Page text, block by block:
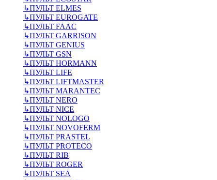
↳ПУЛЬТ ELMES
↳ПУЛЬТ EUROGATE
↳ПУЛЬТ FAAC
↳ПУЛЬТ GARRISON
↳ПУЛЬТ GENIUS
↳ПУЛЬТ GSN
↳ПУЛЬТ HORMANN
↳ПУЛЬТ LIFE
↳ПУЛЬТ LIFTMASTER
↳ПУЛЬТ MARANTEC
↳ПУЛЬТ NERO
↳ПУЛЬТ NICE
↳ПУЛЬТ NOLOGO
↳ПУЛЬТ NOVOFERM
↳ПУЛЬТ PRASTEL
↳ПУЛЬТ PROTECO
↳ПУЛЬТ RIB
↳ПУЛЬТ ROGER
↳ПУЛЬТ SEA